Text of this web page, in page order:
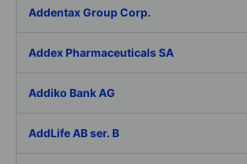
Addentax Group Corp.
Addex Pharmaceuticals SA
Addiko Bank AG
AddLife AB ser. B